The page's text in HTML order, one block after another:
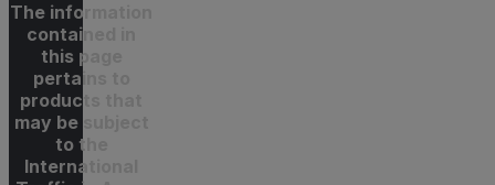
The information
contained in
this page
pertains to
products that
may be subject
to the
International